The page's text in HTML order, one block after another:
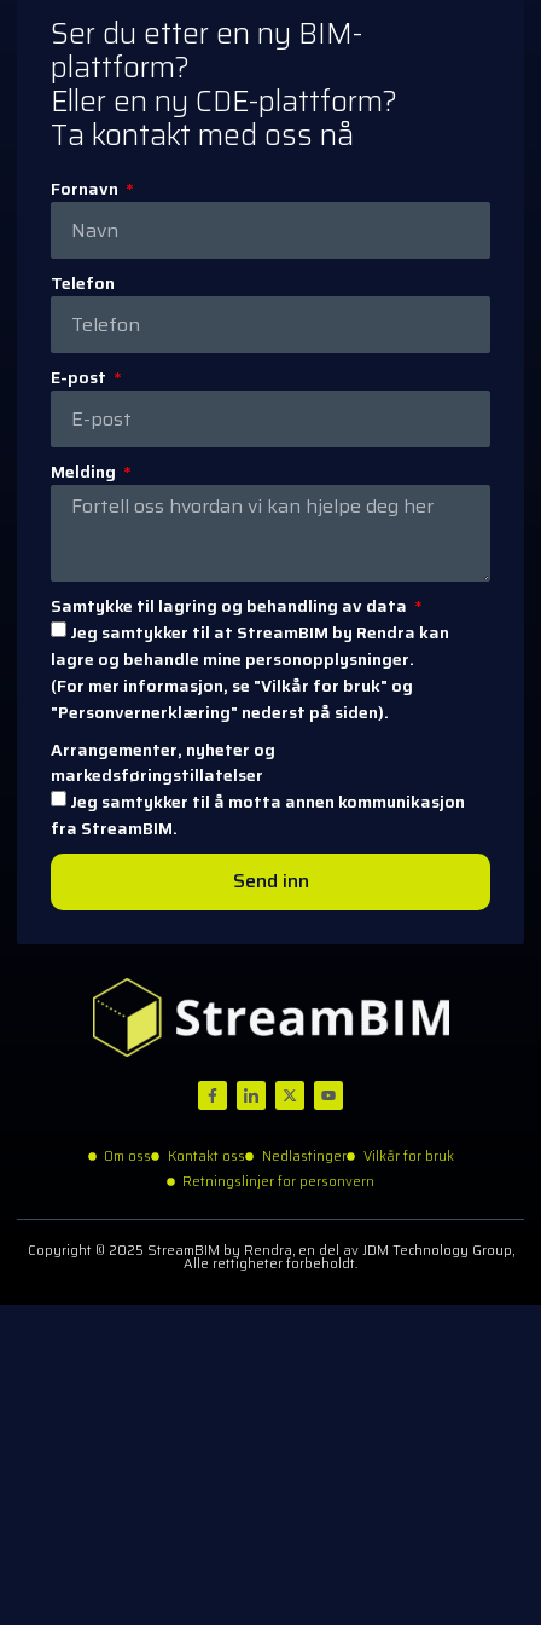
Ser du etter en ny BIM-
plattform?
Eller en ny CDE-plattform?
Ta kontakt med oss nå
Fornavn
Telefon
E-post
Melding
Samtykke til lagring og behandling av data
Jeg samtykker til at StreamBIM by Rendra kan
lagre og behandle mine personopplysninger.
(For mer informasjon, se "Vilkår for bruk" og
"Personvernerklæring" nederst på siden).
Arrangementer, nyheter og
markedsføringstillatelser
Jeg samtykker til å motta annen kommunikasjon
fra StreamBIM.
Send inn
Om oss Kontakt oss Nedlastinger
Vilkår for bruk
Retningslinjer for personvern
Copyright © 2025 StreamBIM by Rendra, en del av JDM Technology Group,
Alle rettigheter forbeholdt.